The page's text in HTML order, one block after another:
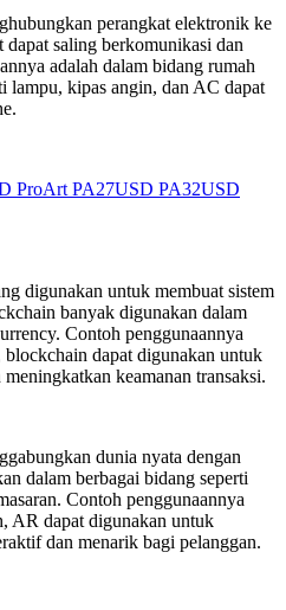
perangkat elektronik ke
saling berkomunikasi dan
adalah dalam bidang rumah
lampu, kipas angin, dan AC dapat
ProArt PA27USD PA32USD
digunakan untuk membuat sistem
banyak digunakan dalam
Contoh penggunaannya
blockchain dapat digunakan untuk
keamanan transaksi.
dunia nyata dengan
dalam berbagai bidang seperti
Contoh penggunaannya
AR dapat digunakan untuk
dan menarik bagi pelanggan.